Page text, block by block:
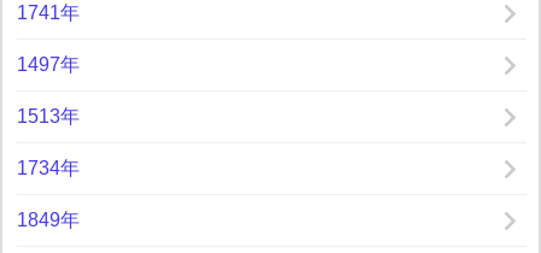
1741年
1497年
1513年
1734年
1849年